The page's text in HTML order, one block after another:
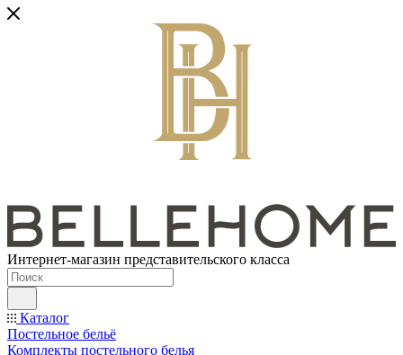
Интернет-магазин представительского класса
Каталог
Постельное бельё
Комплекты постельного белья